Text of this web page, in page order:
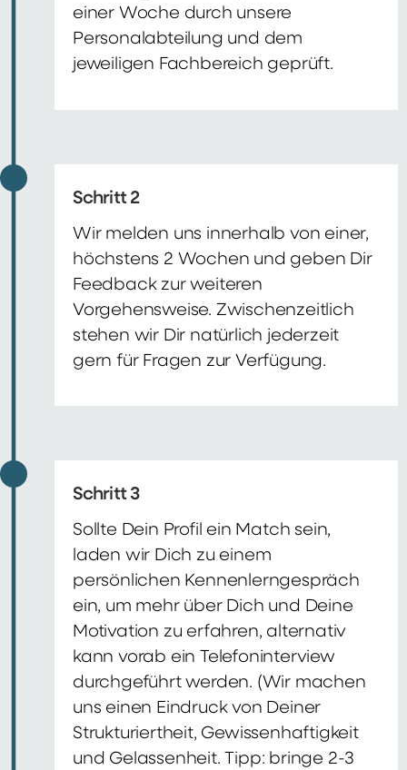
einer Woche durch unsere
Personalabteilung und dem
jeweiligen Fachbereich geprüft.
Schritt 2
Wir melden uns innerhalb von einer,
höchstens 2 Wochen und geben Dir
Feedback zur weiteren
Vorgehensweise. Zwischenzeitlich
stehen wir Dir natürlich jederzeit
gern für Fragen zur Verfügung.
Schritt 3
Sollte Dein Profil ein Match sein,
laden wir Dich zu einem
persönlichen Kennenlerngespräch
ein, um mehr über Dich und Deine
Motivation zu erfahren, alternativ
kann vorab ein Telefoninterview
durchgeführt werden. (Wir machen
uns einen Eindruck von Deiner
Strukturiertheit, Gewissenhaftigkeit
und Gelassenheit. Tipp: bringe 2-3